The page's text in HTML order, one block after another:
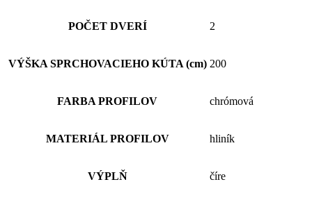
POČET DVERÍ 2
VÝŠKA SPRCHOVACIEHO KÚTA (cm) 200
FARBA PROFILOV chrómová
MATERIÁL PROFILOV hliník
VÝPLŇ číre